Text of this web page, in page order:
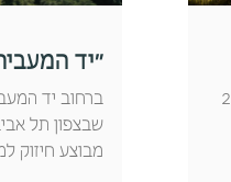
קניון ״לב תלפיות״ והקמת אגף מסחר חדש בין 2
״יד
ברחוב יד
מבוצע חיזוק